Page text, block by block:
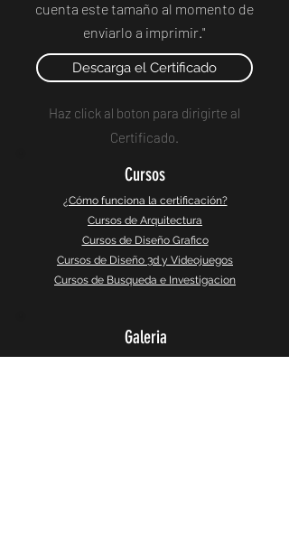
cuenta este tamaño al momento de
enviarlo a imprimir."
Descarga el Certificado
Haz click al boton para dirigirte al
Certificado.
Cursos
¿Cómo funciona la certificación?
Cursos de Arquitectura
Cursos de Diseño Grafico
Cursos de Diseño 3d y Videojuegos
Cursos de Busqueda e Investigacion
Galeria